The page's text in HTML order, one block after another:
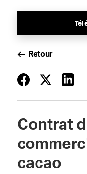
Retour
Contrat
cacao